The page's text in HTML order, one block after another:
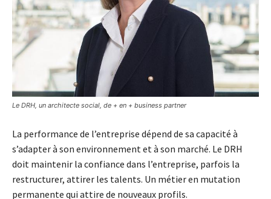
Le DRH, un architecte social, de + en + business partner
La performance de l’entreprise dépend de sa capacité à
s’adapter à son environnement et à son marché. Le DRH
doit maintenir la confiance dans l’entreprise, parfois la
restructurer, attirer les talents. Un métier en mutation
permanente qui attire de nouveaux profils.